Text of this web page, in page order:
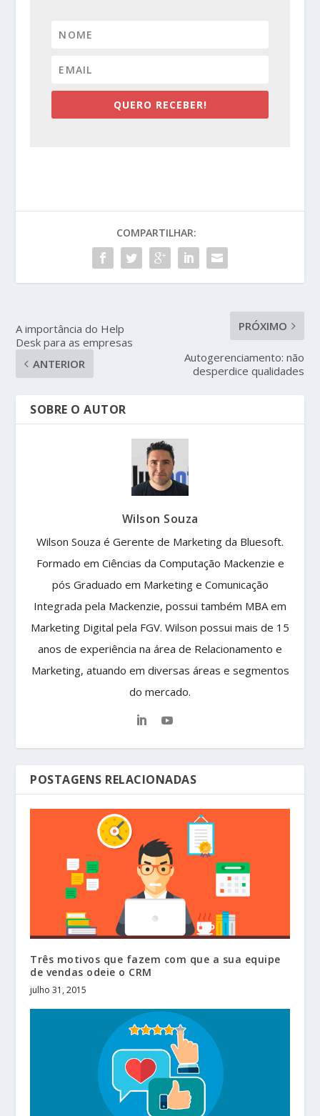
QUERO RECEBER!
COMPARTILHAR:
A importância do Help
Desk para as empresas
ANTERIOR
PRÓXIMO
Autogerenciamento: não
desperdice qualidades
SOBRE O AUTOR
Wilson Souza
Wilson Souza é Gerente de Marketing da Bluesoft.
Formado em Ciências da Computação Mackenzie e
pós Graduado em Marketing e Comunicação
Integrada pela Mackenzie, possui também MBA em
Marketing Digital pela FGV. Wilson possui mais de 15
anos de experiência na área de Relacionamento e
Marketing, atuando em diversas áreas e segmentos
do mercado.
POSTAGENS RELACIONADAS
Três motivos que fazem com que a sua equipe
de vendas odeie o CRM
julho 31, 2015